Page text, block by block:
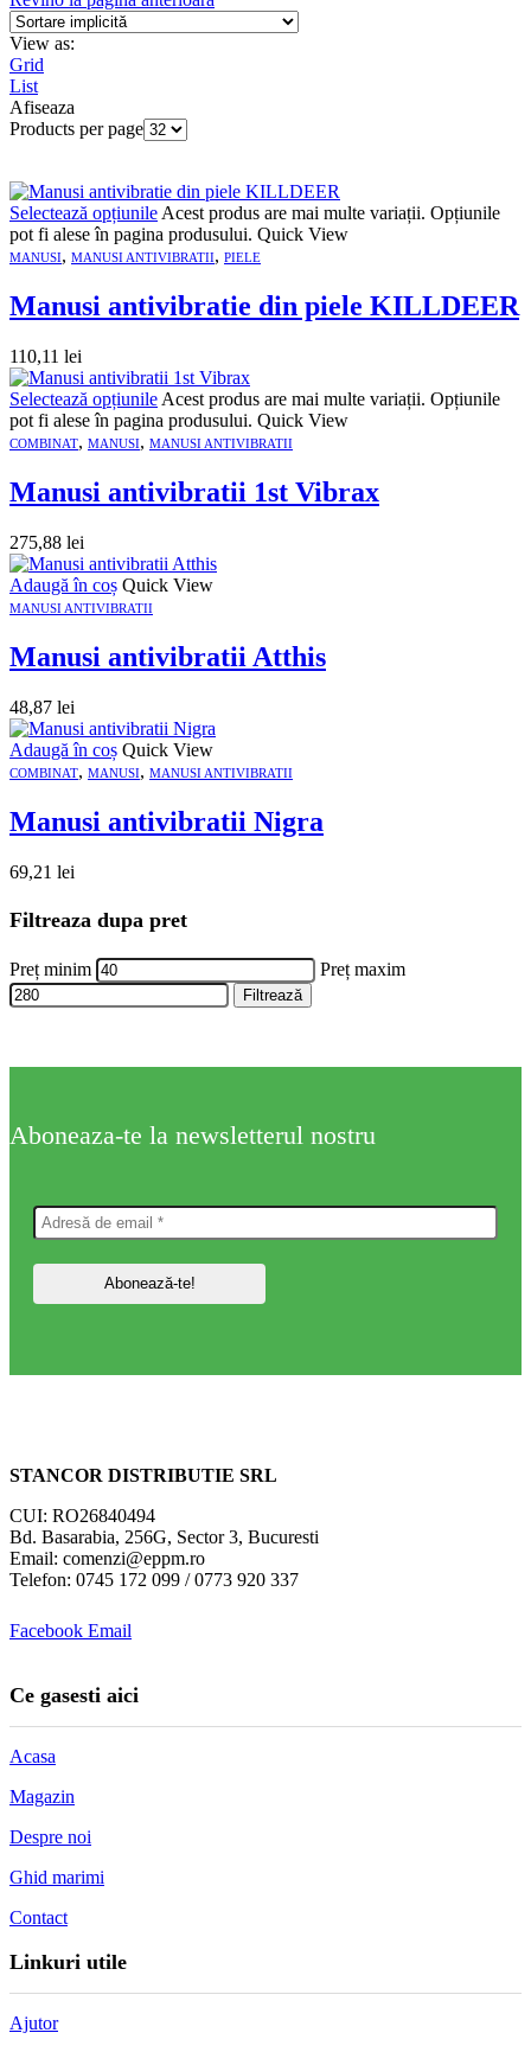
View as:
Grid
List
Afiseaza
Products per page
Selectează opțiunileAcest produs are mai multe variații. Opțiunile
pot fi alese în pagina produsului. Quick View
MANUSI, MANUSI ANTIVIBRATII, PIELE
Manusi antivibratie din piele KILLDEER
110,11 lei
Selectează opțiunile Acest produs are mai multe variații. Opțiunile
pot fi alese în pagina produsului. Quick View
COMBINAT, MANUSI, MANUSI ANTIVIBRATII
Manusi antivibratii 1st Vibrax
275,88 lei
Adaugă în coș Quick View
MANUSI ANTIVIBRATII
Manusi antivibratii Atthis
48,87 lei
Adaugă în coș Quick View
COMBINAT, MANUSI, MANUSI ANTIVIBRATII
Manusi antivibratii Nigra
69,21 lei
Filtreaza dupa pret
Preț minim Preț maxim
Filtrează
Aboneaza-te la newsletterul nostru
STANCOR DISTRIBUTIE SRL
CUI: RO26840494
Bd. Basarabia, 256G, Sector 3, Bucuresti
Email: comenzi@eppm.ro
Telefon: 0745 172 099 / 0773 920 337
Facebook Email
Ce gasesti aici
Acasa
Magazin
Despre noi
Ghid marimi
Contact
Linkuri utile
Ajutor